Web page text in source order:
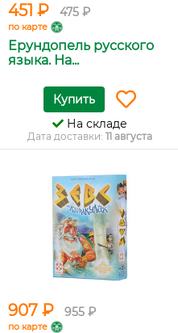
451 ₽ 475 ₽
по карте
Ерундопель русского
языка. На...
Купить
На складе
Дата доставки: 11 августа
907 ₽ 955 ₽
по карте